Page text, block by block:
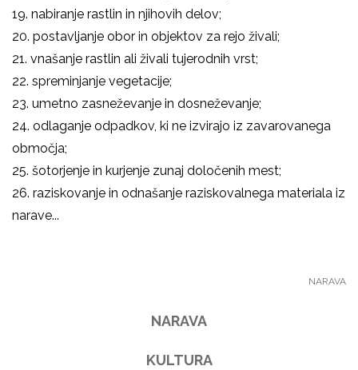
19. nabiranje rastlin in njihovih delov;
20. postavljanje obor in objektov za rejo živali;
21. vnašanje rastlin ali živali tujerodnih vrst;
22. spreminjanje vegetacije;
23. umetno zasneževanje in dosneževanje;
24. odlaganje odpadkov, ki ne izvirajo iz zavarovanega
območja;
25. šotorjenje in kurjenje zunaj določenih mest;
26. raziskovanje in odnašanje raziskovalnega materiala iz
narave...
NARAVA
NARAVA
KULTURA